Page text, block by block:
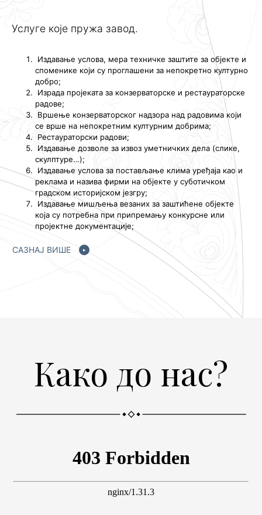
Услуге које пружа завод.
Издавање услова, мера техничке заштите за објекте и
споменике који су проглашени за непокретно културно
добро;
Израда пројеката за конзерваторске и рестаураторске
радове;
Вршење конзерваторског надзора над радовима који
се врше на непокретним културним добрима;
Рестаураторски радови;
Издавање дозволе за извоз уметничких дела (слике,
скулптуре…);
Издавање услова за постављање клима уређаја као и
реклама и назива фирми на објекте у суботичком
градском историјском језгру;
Издавање мишљења везаних за заштићене објекте
која су потребна при припремању конкурсне или
пројектне документације;
САЗНАЈ ВИШЕ
Како до нас?